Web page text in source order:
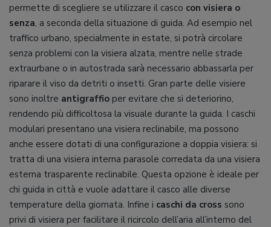
permette di scegliere se utilizzare il casco con visiera o
senza, a seconda della situazione di guida. Ad esempio nel
traffico urbano, specialmente in estate, si potrà circolare
senza problemi con la visiera alzata, mentre nelle strade
extraurbane o in autostrada sarà necessario abbassarla per
riparare il viso da detriti o insetti. Gran parte delle visiere
sono inoltre antigraffio per evitare che si deteriorino,
rendendo più difficoltosa la visuale durante la guida. I caschi
modulari presentano una visiera reclinabile, ma possono
anche essere dotati di una configurazione a doppia visiera: si
tratta di una visiera interna parasole corredata da una visiera
esterna trasparente reclinabile. Questa opzione è ideale per
chi guida in città e vuole adattare il casco alle diverse
temperature della giornata. Infine i caschi da cross sono
privi di visiera per facilitare il ricircolo dell’aria all’interno del